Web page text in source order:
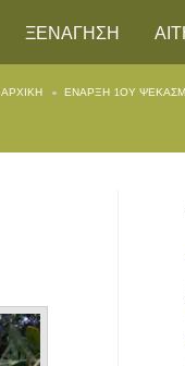
ΞΕΝΑΓΗΣΗ
ΑΡΧΙΚΉ ΕΝΑΡΞΗ 1ΟΥ